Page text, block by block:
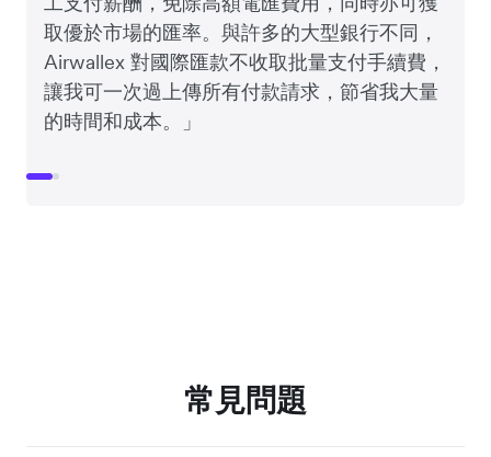
取優於市場的匯率。與許多的大型銀行不同，
Airwallex 對國際匯款不收取批量支付手續費，
讓我可一次過上傳所有付款請求，節省我大量
的時間和成本。」
常見問題